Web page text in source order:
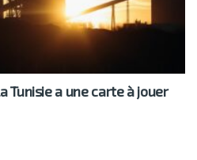
Tunisie a une carte à jouer